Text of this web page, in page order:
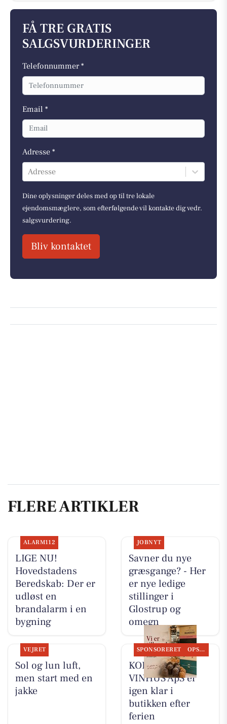
FÅ TRE GRATIS
SALGSVURDERINGER
Telefonnummer *
Email *
Adresse *
Adresse
Dine oplysninger deles med op til tre lokale
ejendomsmæglere, som efterfølgende vil kontakte dig vedr.
salgsvurdering.
Bliv kontaktet
FLERE ARTIKLER
ALARM112
LIGE NU!
Hovedstadens
Beredskab: Der er
udløst en
brandalarm i en
bygning
JOBNYT
Savner du nye
græsgange? - Her
er nye ledige
stillinger i
Glostrup og
omegn
VEJRET
Sol og lun luft,
men start med en
jakke
SPONSORERET OPSLAGSTAVLEN
KOKKENS
VINHUS ApS er
igen klar i
butikken efter
ferien